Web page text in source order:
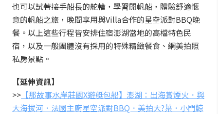
也可以試著接手船長的舵輪，學習開帆船，體驗舒適愜
意的帆船之旅，晚間享用與Villa合作的星空派對BBQ晚
餐。以上這些行程皆安排住宿澎湖當地的高檔特色民
宿，以及一般團體沒有採用的特殊精緻餐食、網美拍照
私房景點。
【延伸資訊】
>> 【那故事水岸莊園X遊艇包船】澎湖：出海賞煙火．與
大海拔河．法國主廚星空派對BBQ．美拍大?葉．小門鯨